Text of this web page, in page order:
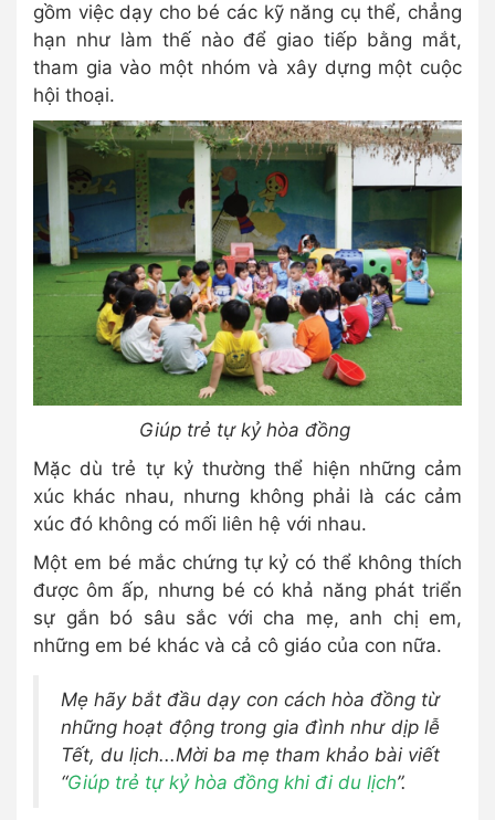
gồm việc dạy cho bé các kỹ năng cụ thể, chẳng
hạn như làm thế nào để giao tiếp bằng mắt,
tham gia vào một nhóm và xây dựng một cuộc
hội thoại.
Giúp trẻ tự kỷ hòa đồng
Mặc dù trẻ tự kỷ thường thể hiện những cảm
xúc khác nhau, nhưng không phải là các cảm
xúc đó không có mối liên hệ với nhau.
Một em bé mắc chứng tự kỷ có thể không thích
được ôm ấp, nhưng bé có khả năng phát triển
sự gắn bó sâu sắc với cha mẹ, anh chị em,
những em bé khác và cả cô giáo của con nữa.
Mẹ hãy bắt đầu dạy con cách hòa đồng từ
những hoạt động trong gia đình như dịp lễ
Tết, du lịch...Mời ba mẹ tham khảo bài viết
“Giúp trẻ tự kỷ hòa đồng khi đi du lịch”.